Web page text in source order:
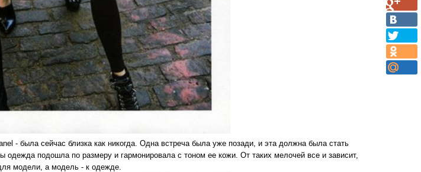
- была сейчас близка как никогда. Одна встреча была уже позади, и эта должна была стать
подошла по размеру и гармонировала с тоном ее кожи. От таких мелочей все и зависит,
модели, а модель - к одежде.